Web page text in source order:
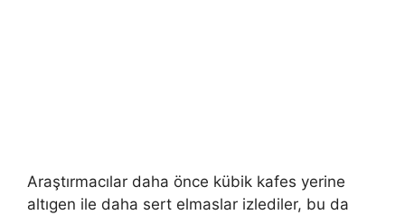
Araştırmacılar daha önce kübik kafes yerine
altıgen ile daha sert elmaslar izlediler, bu da